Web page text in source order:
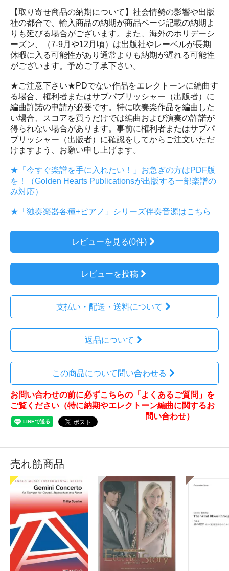
【取り寄せ商品の納期について】社会情勢の影響や出版
社の都合で、輸入商品の納期が商品ページ記載の納期よ
りも延びる場合がございます。また、海外のホリデーシ
ーズン、（7-9月や12月頃）は出版社やレーベルが長期
休暇に入る可能性があり通常よりも納期が遅れる可能性
がございます。予めご了承下さい。
★ご注意下さい★PDでない作品をエレクトーンに編曲す
る場合、権利者またはサブパブリッシャー（出版者）に
編曲許諾の申請が必要です。特に吹奏楽作品を編曲した
い場合、スコアを買うだけでは編曲および演奏の許諾が
得られない場合があります。事前に権利者またはサブパ
ブリッシャー（出版者）に確認をしてからご注文いただ
けますよう、お願い申し上げます。
★「今すぐ楽譜を手に入れたい！」お急ぎの方はPDF版
を！（Golden Hearts Publicationsが出版する一部楽譜の
み対応）
★「独奏楽器各種+ピアノ」シリーズ伴奏音源はこちら
レビューを見る(0件)
レビューを投稿
支払い・配送・送料について
返品について
この商品について問い合わせる
お問い合わせの前に必ずこちらの「よくあるご質問」を
ご覧ください（特に納期やエレクトーン編曲に関するお
問い合わせ）
売れ筋商品